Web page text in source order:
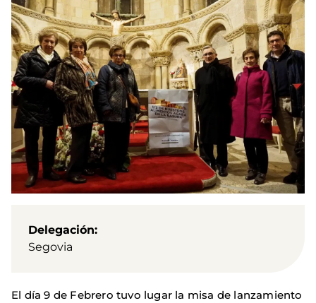
Delegación
Segovia
El día 9 de Febrero tuvo lugar la misa de lanzamiento